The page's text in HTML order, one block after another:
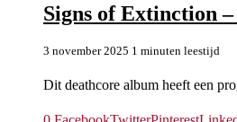
Signs of Extinction
3 november 2025 1 minuten leestijd
Dit deathcore album heeft een